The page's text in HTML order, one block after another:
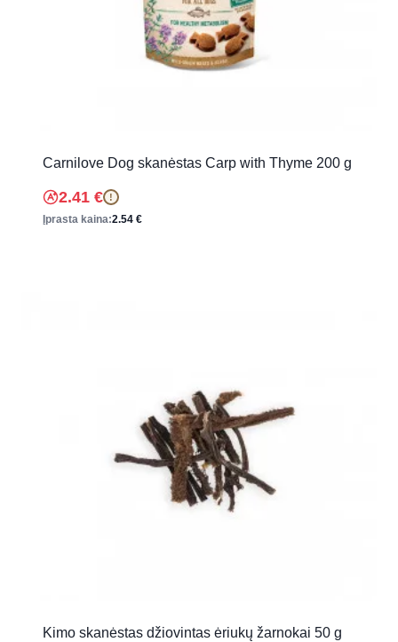
Carnilove Dog skanėstas Carp with Thyme 200 g
2.41 € !
Įprasta kaina:2.54 €
Kimo skanėstas džiovintas ėriukų žarnokai 50 g